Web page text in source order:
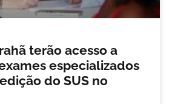
terão acesso a
especializados
do SUS no